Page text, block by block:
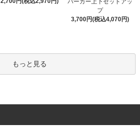
パーカー上下セットアッ
プ
3,700円(税込4,070円)
もっと見る